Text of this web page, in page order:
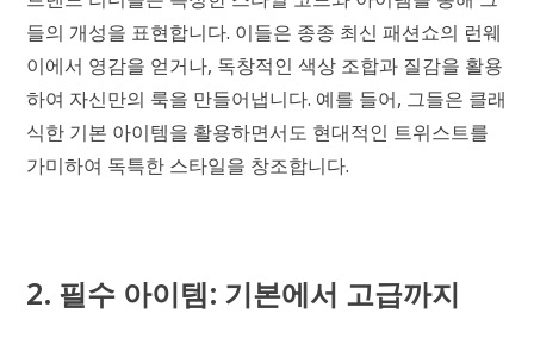
들의 개성을 표현합니다. 이들은 종종 최신 패션쇼의 런웨
이에서 영감을 얻거나, 독창적인 색상 조합과 질감을 활용
하여 자신만의 룩을 만들어냅니다. 예를 들어, 그들은 클래
식한 기본 아이템을 활용하면서도 현대적인 트위스트를
가미하여 독특한 스타일을 창조합니다.
2. 필수 아이템: 기본에서 고급까지